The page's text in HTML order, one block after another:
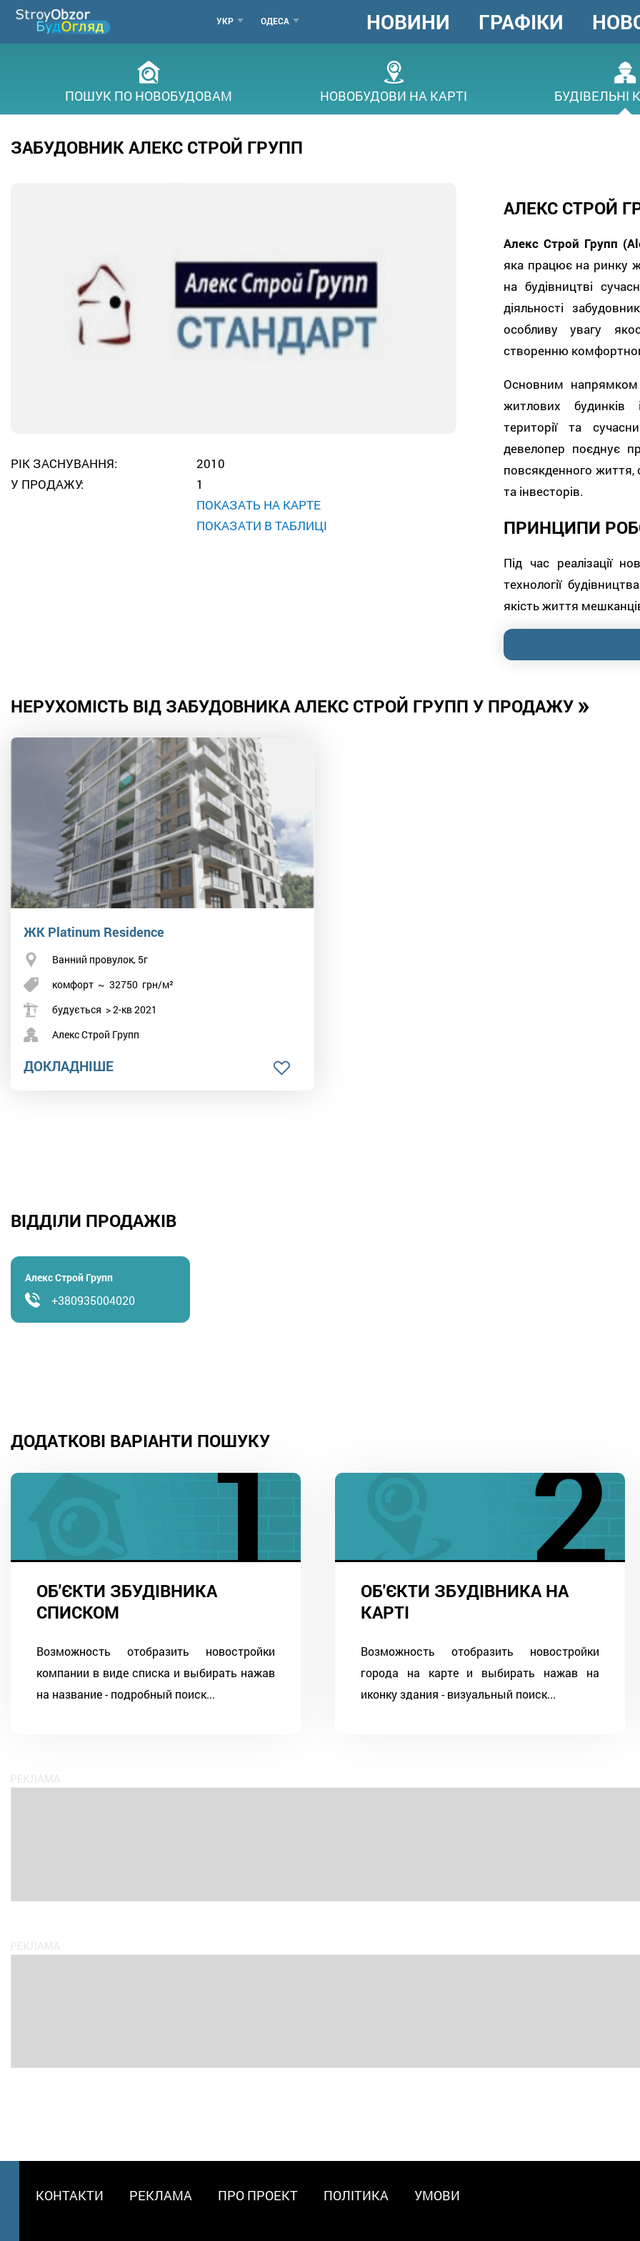
Перейти
основного
УКР
МЕНЮ
ГОРОДОВ
ОДЕСА
ГОЛОВНЕ
МЕНЮ
НОВИНИ ГРАФІКИ
ПОШУК ПО НОВОБУДОВАМ НОВОБУДОВИ НА КАРТІ БУДІВЕЛЬНІ
ЗАБУДОВНИК АЛЕКС СТРОЙ ГРУПП
РІК ЗАСНУВАННЯ:
2010
У ПРОДАЖУ:
1
ПОКАЗАТЬ НА КАРТЕ
ПОКАЗАТИ В ТАБЛИЦІ
АЛЕКС СТРОЙ
Алекс Строй Групп
яка працює на ринку
на будівництві
діяльності
особливу увагу
створенню
Основним напрямком
житлових будинків
території та
девелопер поєднує
повсякденного життя,
та інвесторів.
ПРИНЦИПИ
Під час реалізації
технології
якість життя
НЕРУХОМІСТЬ ВІД ЗАБУДОВНИКА АЛЕКС СТРОЙ ГРУПП У ПРОДАЖУ »
ЖК Platinum Residence
Ванний провулок, 5г
комфорт ~ 32750 грн/м²
будується > 2-кв 2021
Алекс Строй Групп
ДОКЛАДНІШЕ
ВІДДІЛИ ПРОДАЖІВ
Алекс Строй Групп
+380935004020
ДОДАТКОВІ ВАРІАНТИ ПОШУКУ
ОБ'ЄКТИ ЗБУДІВНИКА
СПИСКОМ
Возможность отобразить новостройки
компании в виде списка и выбирать нажав
на название - подробный поиск...
ОБ'ЄКТИ ЗБУДІВНИКА НА
КАРТІ
Возможность отобразить новостройки
города на карте и выбирать нажав на
иконку здания - визуальный поиск...
МЕНЮ
КОНТАКТИ РЕКЛАМА ПРО ПРОЕКТ ПОЛІТИКА УМОВИ